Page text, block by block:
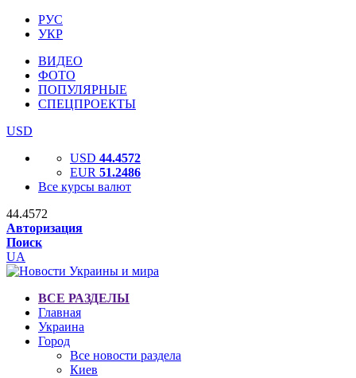
РУС
УКР
ВИДЕО
ФОТО
ПОПУЛЯРНЫЕ
СПЕЦПРОЕКТЫ
USD
USD 44.4572
EUR 51.2486
Все курсы валют
44.4572
Авторизация
Поиск
UA
ВСЕ РАЗДЕЛЫ
Главная
Украина
Город
Все новости раздела
Киев